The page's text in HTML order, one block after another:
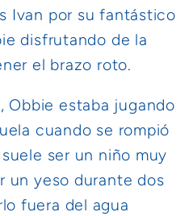
Ivan por su fantástico
disfrutando de la
el brazo roto.
Obbie estaba jugando
cuando se rompió
ser un niño muy
un yeso durante dos
fuera del agua